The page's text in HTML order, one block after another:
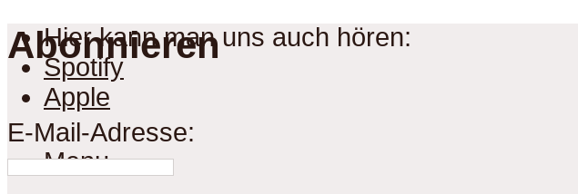
Hier kann man uns auch hören:
Spotify
Apple
Menu
Abonnieren
E-Mail-Adresse: